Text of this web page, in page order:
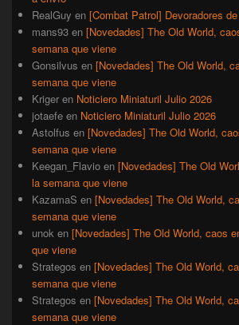
RealGuy en [Combat Patrol] Devoradores
mans93 en [Novedades] The Old World,
semana que viene
Gonsilvus en [Novedades] The Old World,
semana que viene
Kriger en Noticiero Miniaturil Julio 2026
jotaefe en Noticiero Miniaturil Julio 2026
Astolfus en [Novedades] The Old World,
semana que viene
Keegan_Flavio en [Novedades] The Old
la semana que viene
KazamaS en [Novedades] The Old World,
semana que viene
unok en [Novedades] The Old World, caos
que viene
Strategos en [Novedades] The Old World,
semana que viene
Strategos en [Novedades] The Old World,
semana que viene